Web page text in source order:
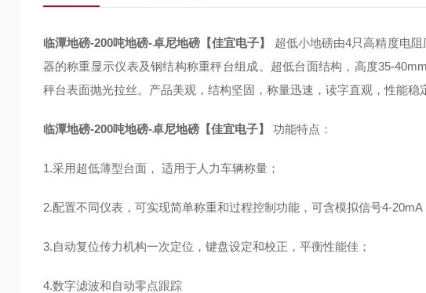
临潭地磅-200吨地磅-卓尼地磅【佳宜电子】 超低小地磅由4只高精度电
器的称重显示仪表及钢结构称重秤台组成。超低台面结构，高度35-
秤台表面抛光拉丝。产品美观，结构坚固，称量迅速，读字直观，性能稳
临潭地磅-200吨地磅-卓尼地磅【佳宜电子】 功能特点：
1.采用超低薄型台面， 适用于人力车辆称量；
2.配置不同仪表，可实现简单称重和过程控制功能，可含模拟信号4-20mA
3.自动复位传力机构一次定位，键盘设定和校正，平衡性能佳；
4.数字滤波和自动零点跟踪